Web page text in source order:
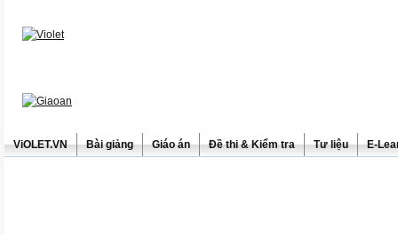
ViOLET.VN Bài giảng Giáo án Đề thi & Kiểm tra Tư liệu E-